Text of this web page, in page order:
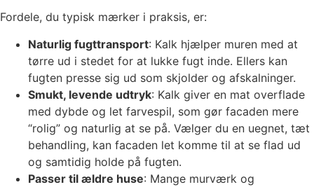
Fordele, du typisk mærker i praksis, er:
Naturlig fugttransport: Kalk hjælper muren med at
tørre ud i stedet for at lukke fugt inde. Ellers kan
fugten presse sig ud som skjolder og afskalninger.
Smukt, levende udtryk: Kalk giver en mat overflade
med dybde og let farvespil, som gør facaden mere
“rolig” og naturlig at se på. Vælger du en uegnet, tæt
behandling, kan facaden let komme til at se flad ud
og samtidig holde på fugten.
Passer til ældre huse: Mange murværk og